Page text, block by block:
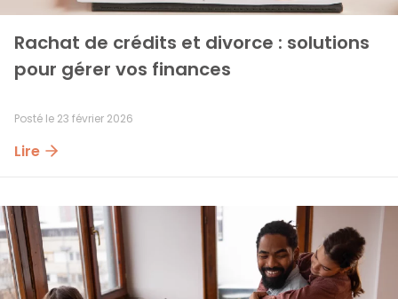
Rachat de crédits et divorce : solutions
pour gérer vos finances
Posté le 23 février 2026
Lire